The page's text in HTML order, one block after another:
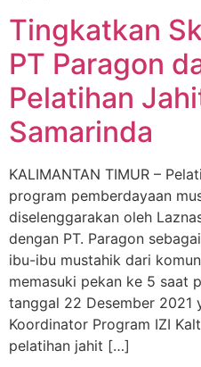
Tingkatkan
PT Paragon
Pelatihan
Samarinda
KALIMANTAN TIMUR –
program pemberdayaan
diselenggarakan oleh
dengan PT. Paragon
ibu-ibu mustahik dari
memasuki pekan ke 5 saat
tanggal 22 Desember 2021
Koordinator Program IZI
pelatihan jahit […]